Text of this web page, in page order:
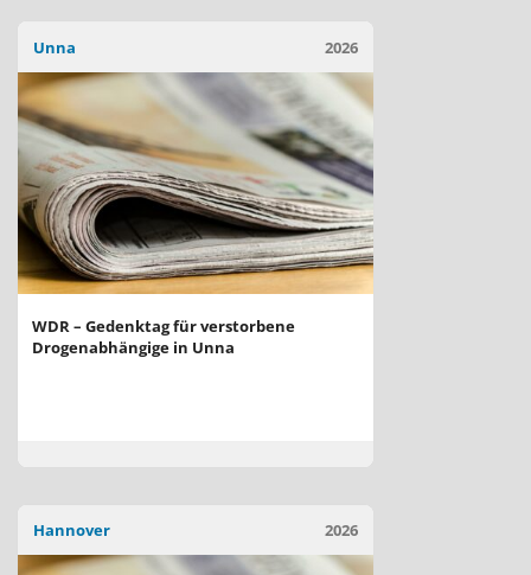
2026
Unna
WDR – Gedenktag für verstorbene
Drogenabhängige in Unna
2026
Hannover